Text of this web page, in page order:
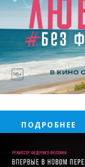
ПОДРОБНЕЕ